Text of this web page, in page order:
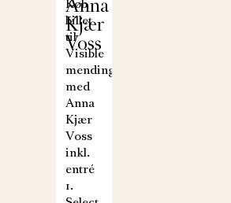
Anna
Kjær
Voss
Køb
billet
til
Visible
mending
med
Anna
Kjær
Voss
inkl.
entré
1.